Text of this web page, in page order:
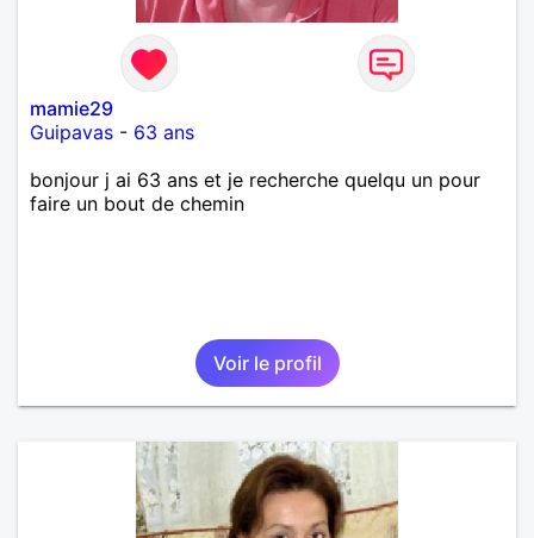
mamie29
Guipavas - 63 ans
bonjour j ai 63 ans et je recherche quelqu un pour
faire un bout de chemin
Voir le profil